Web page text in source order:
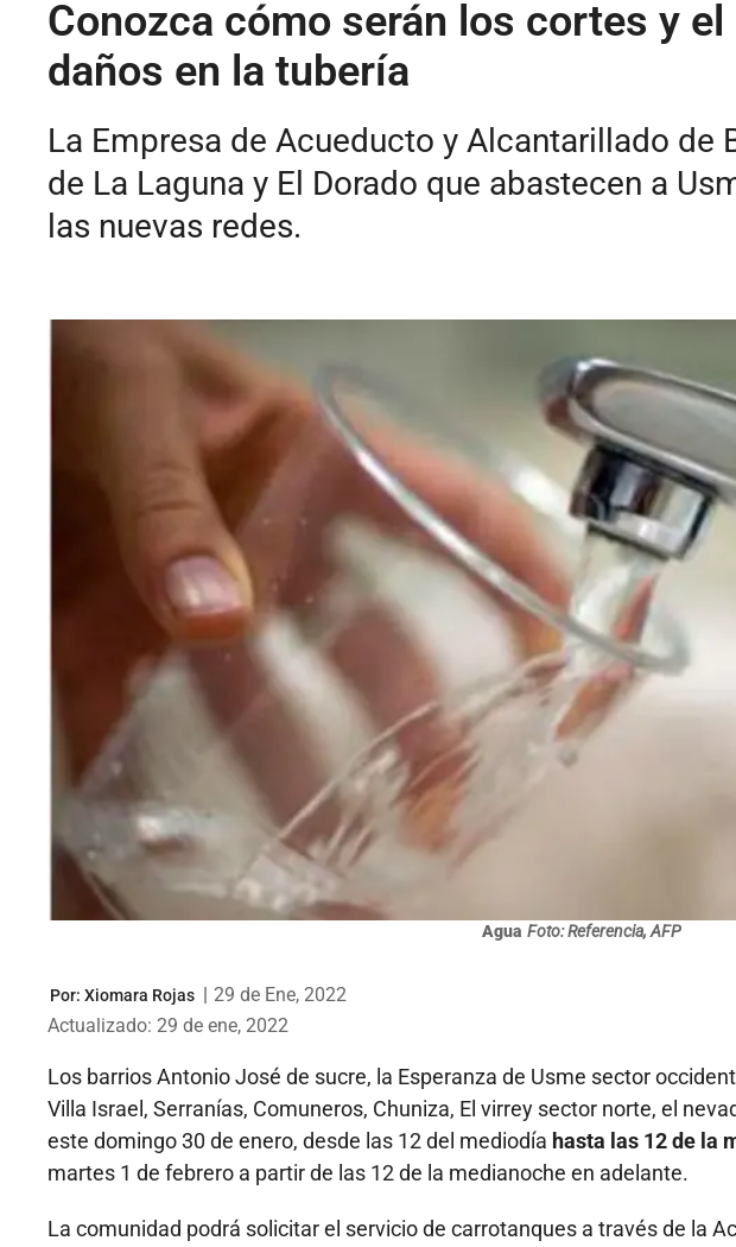
Conozca cómo serán los cortes y
daños en la tubería
La Empresa de Acueducto y Alcantarillado
de La Laguna y El Dorado que abastecen a
las nuevas redes.
Agua Foto: Referencia, AFP
Por: Xiomara Rojas | 29 de Ene, 2022
Actualizado: 29 de ene, 2022
Los barrios Antonio José de sucre, la Esperanza de Usme sector
Villa Israel, Serranías, Comuneros, Chuniza, El virrey sector norte, el
este domingo 30 de enero, desde las 12 del mediodía hasta las 12 de la
martes 1 de febrero a partir de las 12 de la medianoche en adelante.
La comunidad podrá solicitar el servicio de carrotanques a través de la